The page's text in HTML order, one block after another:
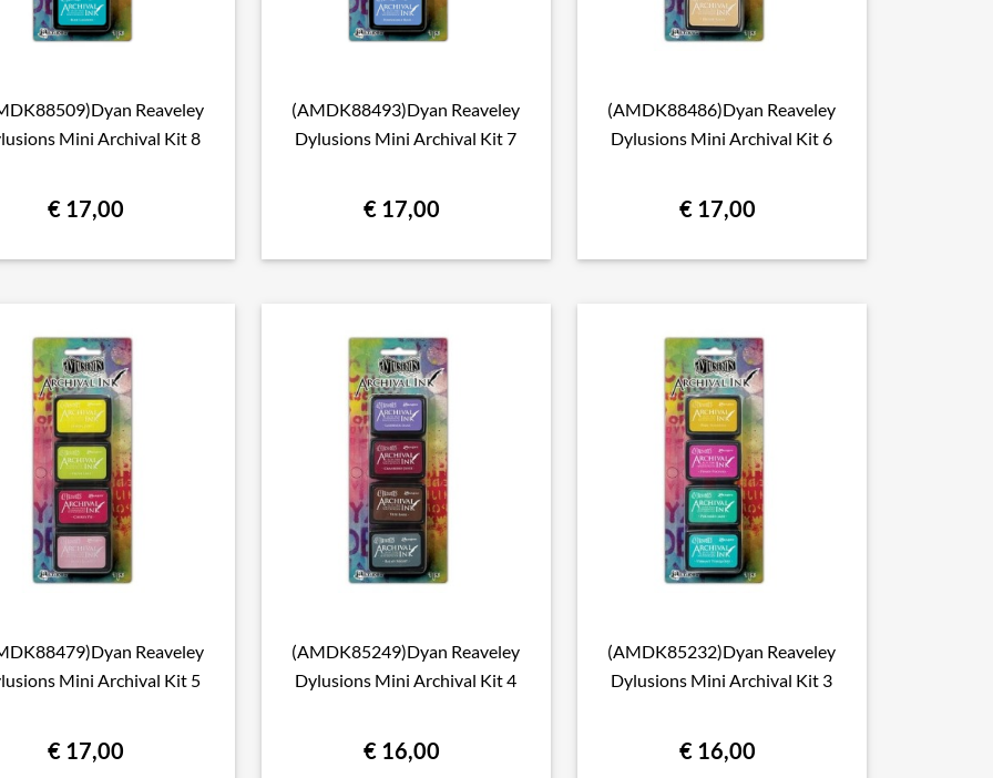
 Snel bekijkenReaveley
Mini Archival Kit 8
€ 17,00
 Snel bekijken
(AMDK88493)Dyan Reaveley
Dylusions Mini Archival Kit 7
€ 17,00
 Snel bekijken
(AMDK88486)Dyan Reaveley
Dylusions Mini Archival Kit 6
€ 17,00
 Snel bekijkenReaveley
Mini Archival Kit 5
€ 17,00
 Snel bekijken
(AMDK85249)Dyan Reaveley
Dylusions Mini Archival Kit 4
€ 16,00
 Snel bekijken
(AMDK85232)Dyan Reaveley
Dylusions Mini Archival Kit 3
€ 16,00